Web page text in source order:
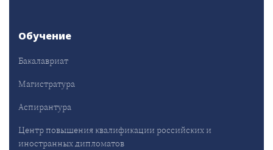
Обучение
Бакалавриат
Магистратура
Аспирантура
Центр повышения квалификации российских и
иностранных дипломатов